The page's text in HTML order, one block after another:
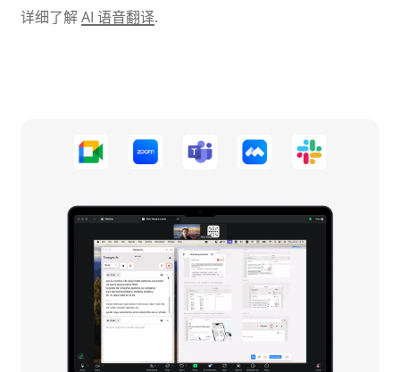
详细了解AI 语音翻译.